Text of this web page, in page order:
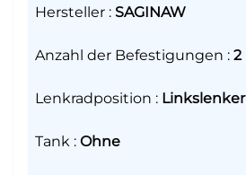
Hersteller : SAGINAW
Anzahl der Befestigungen : 2
Lenkradposition : Linkslenker
Tank : Ohne